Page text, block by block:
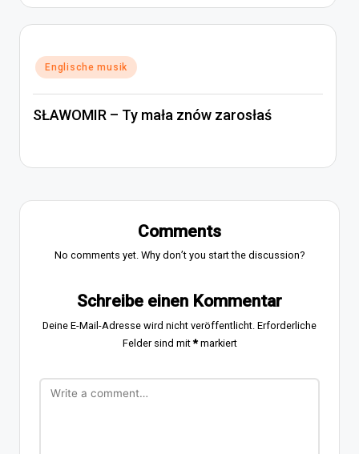
Posted
in
Englische musik
SŁAWOMIR – Ty mała znów zarosłaś
Comments
No comments yet. Why don’t you start the discussion?
Schreibe einen Kommentar
Deine E-Mail-Adresse wird nicht veröffentlicht. Erforderliche
Felder sind mit*markiert